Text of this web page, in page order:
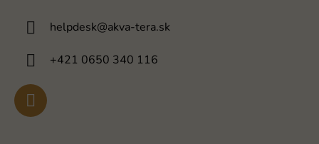
helpdesk@akva-tera.sk
+421 0650 340 116